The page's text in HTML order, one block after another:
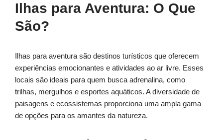
Ilhas para Aventura: O Que
São?
Ilhas para aventura são destinos turísticos que oferecem
experiências emocionantes e atividades ao ar livre. Esses
locais são ideais para quem busca adrenalina, como
trilhas, mergulhos e esportes aquáticos. A diversidade de
paisagens e ecossistemas proporciona uma ampla gama
de opções para os amantes da natureza.